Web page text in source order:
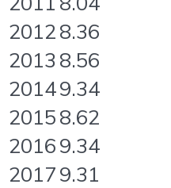
20128.36
2013 8.56
20149.34
20158.62
20169.34
20179.31